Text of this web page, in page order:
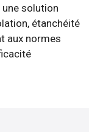
solution
étanchéité
aux normes